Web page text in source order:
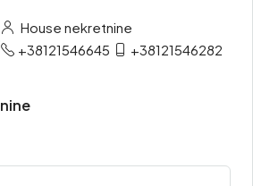
House nekretnine
+38121546645
+38121546282